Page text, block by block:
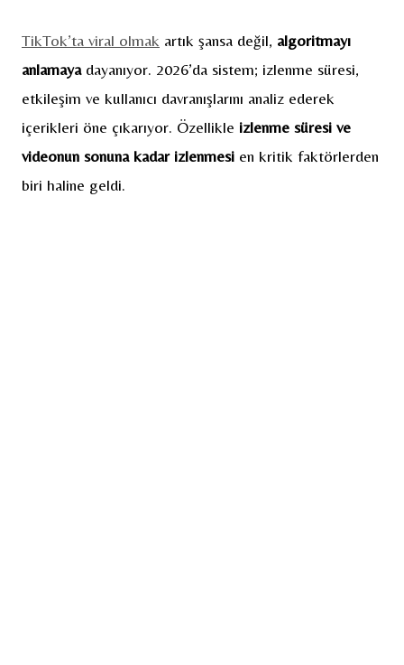
TikTok’ta viral olmak artık şansa değil, algoritmayı
anlamayadayanıyor. 2026’da sistem; izlenme süresi,
etkileşim ve kullanıcı davranışlarını analiz ederek
içerikleri öne çıkarıyor. Özellikle izlenme süresi ve
videonun sonuna kadar izlenmesi en kritik faktörlerden
biri haline geldi.